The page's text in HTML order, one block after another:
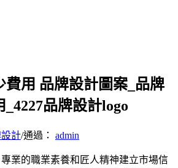
費用 品牌設計圖案_品牌
品牌設計logo
計/通過： admin
的職業素養和匠人精神建立市場信